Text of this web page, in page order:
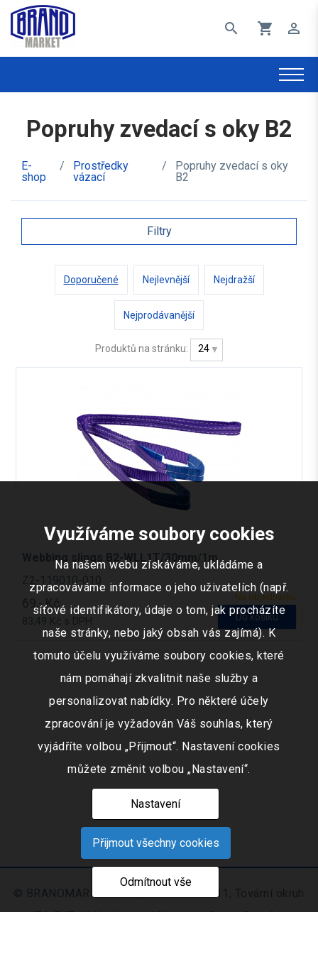
search shopping_cart perm_identity
Popruhy zvedací s oky B2
E-
shop
/
Prostředky
vázací
/
Popruhy zvedací s oky
B2
Filtry
Doporučené Nejlevnější Nejdražší
Nejprodávanější
Produktů na stránku: 24
Webbing slings B2-WLL1T/30mm/1m
Z2-119010-010
Na objednávku
69,- Kč
83,49 Kč s DPH Do košíku
© BRANOMARKET s.r.o., IČO: 253 51 311, Tovární okruh
674, 747 41 Hradec nad Moravicí, Czech Republic
Využíváme soubory cookies
Na našem webu získáváme, ukládáme a
zpracováváme informace o jeho uživatelích (např.
síťové identifikátory, údaje o tom, jak procházíte
naše stránky, nebo jaký obsah vás zajímá). K
tomuto účelu využíváme soubory cookies, které
nám pomáhají zkvalitnit naše služby a
personalizovat nabídky. Pro některé účely
zpracování je vyžadován Váš souhlas, který
vyjádříte volbou „Přijmout“. Nastavení cookies
můžete změnit volbou „Nastavení“.
Nastavení
Přijmout všechny cookies
Odmítnout vše